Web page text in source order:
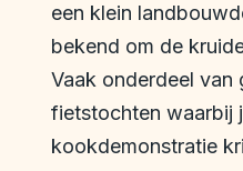
een klein
bekend om de
Vaak onderdeel van
fietstochten waarbij
kookdemonstratie